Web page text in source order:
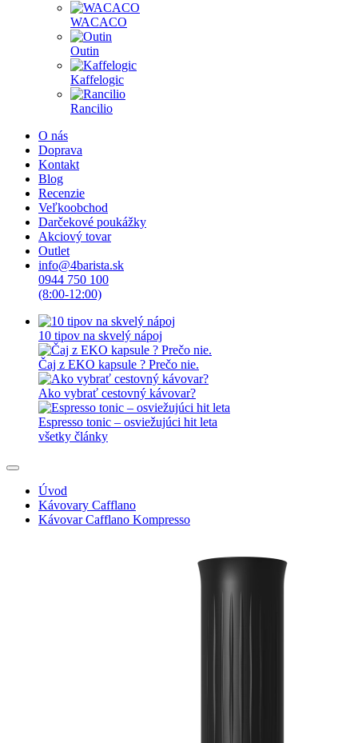
WACACO
Outin
Kaffelogic
Rancilio
O nás
Doprava
Kontakt
Blog
Recenzie
Veľkoobchod
Darčekové poukážky
Akciový tovar
Outlet
info@4barista.sk
0944 750 100
(8:00-12:00)
10 tipov na skvelý nápoj
Čaj z EKO kapsule ? Prečo nie.
Ako vybrať cestovný kávovar?
Espresso tonic – osviežujúci hit leta
všetky články
Úvod
Kávovary Cafflano
Kávovar Cafflano Kompresso